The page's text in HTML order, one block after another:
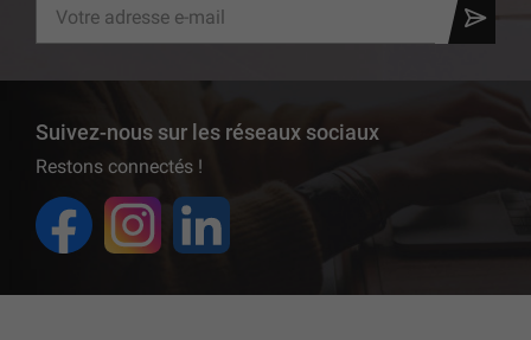
Suivez-nous sur les réseaux sociaux
Restons connectés !